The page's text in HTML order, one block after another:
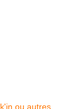
ou autres